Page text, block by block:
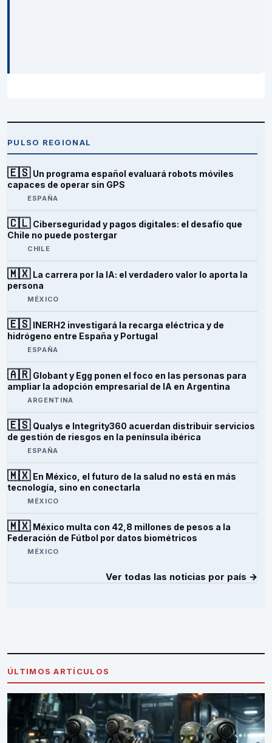
PULSO REGIONAL
🇪🇸 Un programa español evaluará robots móviles
capaces de operar sin GPS
ESPAÑA
🇨🇱 Ciberseguridad y pagos digitales: el desafío que
Chile no puede postergar
CHILE
🇲🇽 La carrera por la IA: el verdadero valor lo aporta la
persona
MÉXICO
🇪🇸 INERH2 investigará la recarga eléctrica y de
hidrógeno entre España y Portugal
ESPAÑA
🇦🇷 Globant y Egg ponen el foco en las personas para
ampliar la adopción empresarial de IA en Argentina
ARGENTINA
🇪🇸 Qualys e Integrity360 acuerdan distribuir servicios
de gestión de riesgos en la península ibérica
ESPAÑA
🇲🇽 En México, el futuro de la salud no está en más
tecnología, sino en conectarla
MÉXICO
🇲🇽 México multa con 42,8 millones de pesos a la
Federación de Fútbol por datos biométricos
MÉXICO
Ver todas las noticias por país →
ÚLTIMOS ARTÍCULOS